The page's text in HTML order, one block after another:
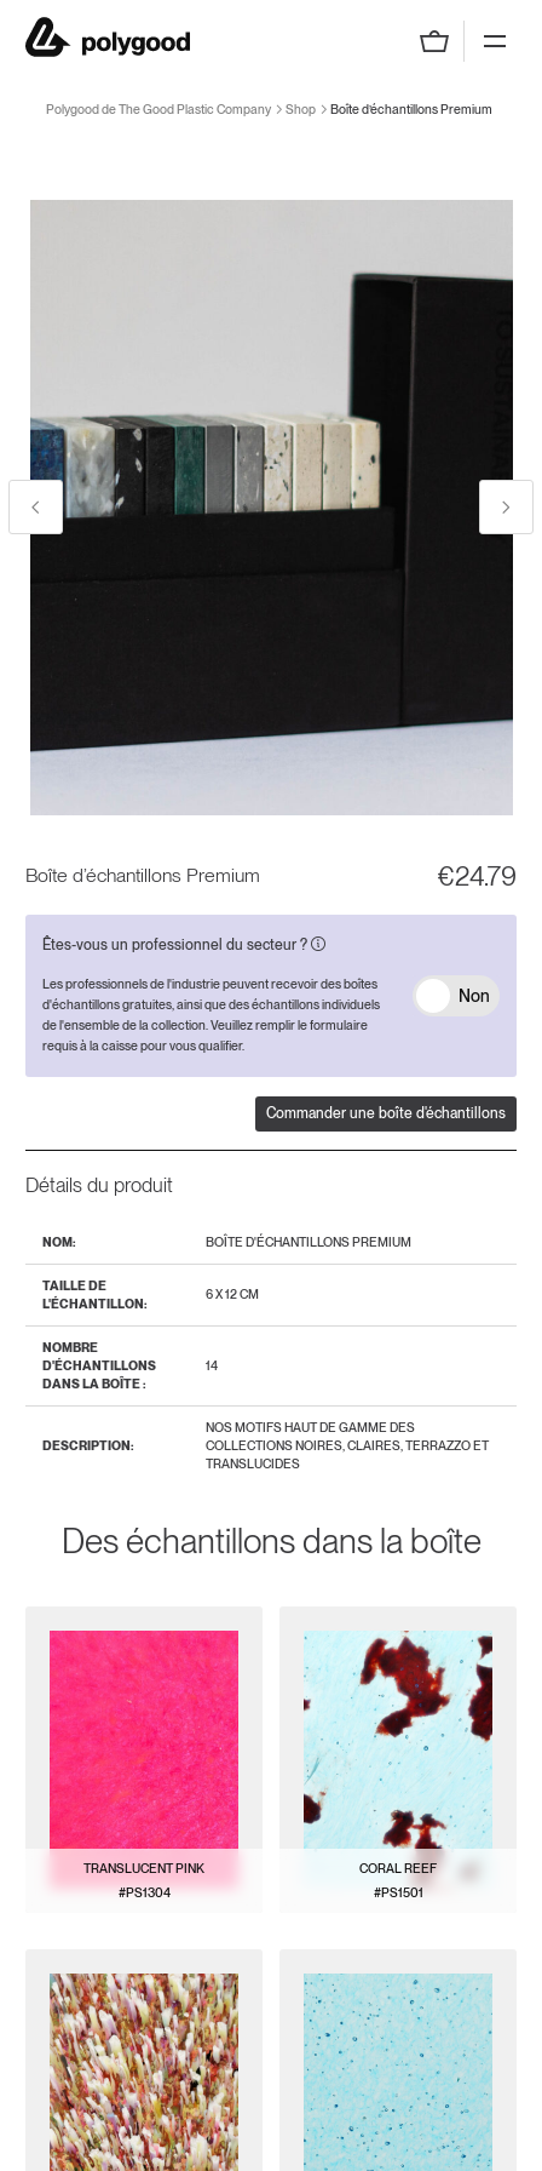
Polygood de The Good Plastic Company
Polygood de The Good Plastic Company Shop Boîte d’échantillons Premium
Boîte d’échantillons Premium €24.79
Êtes-vous un professionnel du secteur ?
Les professionnels de l'industrie peuvent recevoir des boîtes
d'échantillons gratuites, ainsi que des échantillons individuels
de l'ensemble de la collection. Veuillez remplir le formulaire
requis à la caisse pour vous qualifier.
Non
Commander une boîte d'échantillons
Détails du produit
NOM: BOÎTE D'ÉCHANTILLONS PREMIUM
TAILLE DE
L'ÉCHANTILLON:
6 X 12 CM
NOMBRE
D'ÉCHANTILLONS
DANS LA BOÎTE :
14
DESCRIPTION:
NOS MOTIFS HAUT DE GAMME DES
COLLECTIONS NOIRES, CLAIRES, TERRAZZO ET
TRANSLUCIDES
Des échantillons dans la boîte
TRANSLUCENT PINK
#PS1304
CORAL REEF
#PS1501